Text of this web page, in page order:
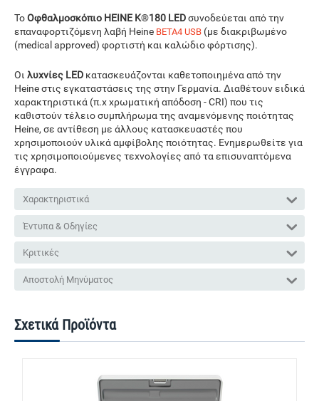
ΤοΟφθαλμοσκόπιο HEINE K®180 LEDσυνοδεύεται από την
επαναφορτιζόμενη λαβή Heine BETA4 USB (με διακριβωμένο
(medical approved) φορτιστή και καλώδιο φόρτισης).
Οι λυχνίες LED κατασκευάζονται καθετοποιημένα από την
Heine στις εγκαταστάσεις της στην Γερμανία. Διαθέτουν ειδικά
χαρακτηριστικά (π.χ χρωματική απόδοση - CRI) που τις
καθιστούν τέλειο συμπλήρωμα της αναμενόμενης ποιότητας
Heine, σε αντίθεση με άλλους κατασκευαστές που
χρησιμοποιούν υλικά αμφίβολης ποιότητας. Ενημερωθείτε για
τις χρησιμοποιούμενες τεχνολογίες από τα επισυναπτόμενα
έγγραφα.
Χαρακτηριστικά
Έντυπα & Οδηγίες
Κριτικές
Αποστολή Μηνύματος
Σχετικά Προϊόντα